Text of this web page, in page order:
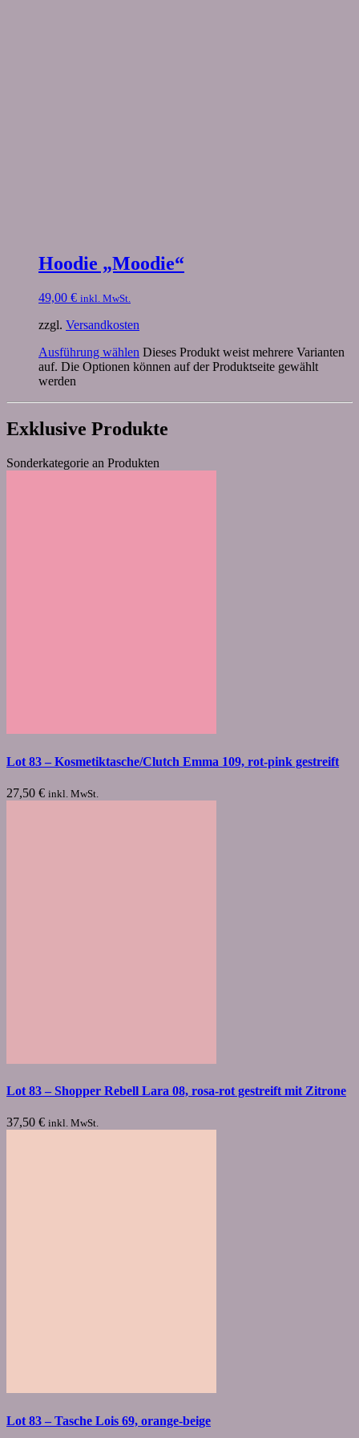
Hoodie „Moodie“
49,00 € inkl. MwSt.
zzgl. Versandkosten
Ausführung wählen Dieses Produkt weist mehrere Varianten
auf. Die Optionen können auf der Produktseite gewählt
werden
Exklusive Produkte
Sonderkategorie an Produkten
Lot 83 – Kosmetiktasche/Clutch Emma 109, rot-pink gestreift
27,50 € inkl. MwSt.
Lot 83 – Shopper Rebell Lara 08, rosa-rot gestreift mit Zitrone
37,50 € inkl. MwSt.
Lot 83 – Tasche Lois 69, orange-beige